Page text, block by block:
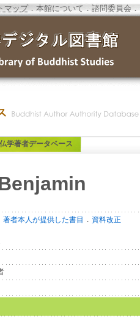
マップ．本館について ．諮問委員会 ．
仏学著者データベース
著者本人が提供した書目 ． 資料改正